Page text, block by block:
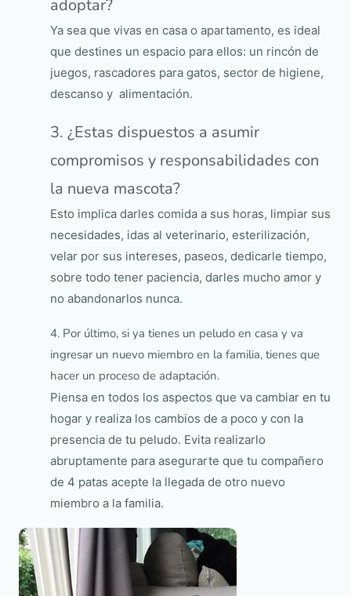
adoptar?
Ya sea que vivas en casa o apartamento, es ideal
que destines un espacio para ellos: un rincón de
juegos, rascadores para gatos, sector de higiene,
descanso y alimentación.
3. ¿Estas dispuestos a asumir
compromisos y responsabilidades con
la nueva mascota?
Esto implica darles comida a sus horas, limpiar sus
necesidades, idas al veterinario, esterilización,
velar por sus intereses, paseos, dedicarle tiempo,
sobre todo tener paciencia, darles mucho amor y
no abandonarlos nunca.
4. Por último, si ya tienes un peludo en casa y va
ingresar un nuevo miembro en la familia, tienes que
hacer un proceso de adaptación.
Piensa en todos los aspectos que va cambiar en tu
hogar y realiza los cambios de a poco y con la
presencia de tu peludo. Evita realizarlo
abruptamente para asegurarte que tu compañero
de 4 patas acepte la llegada de otro nuevo
miembro a la familia.